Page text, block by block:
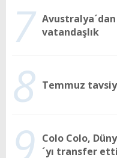
7 vatandaşlık
8 Temmuz
9
Colo Colo,
´yı transfer etti